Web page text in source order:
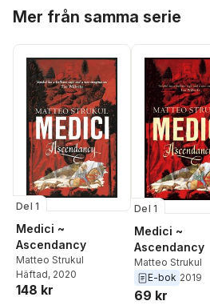
Mer från samma serie
Del 1
Medici ~
Ascendancy
Matteo Strukul
Häftad, 2020
148 kr
Del 1
Medici ~
Ascendancy
Matteo Strukul
E-bok 2019
69 kr